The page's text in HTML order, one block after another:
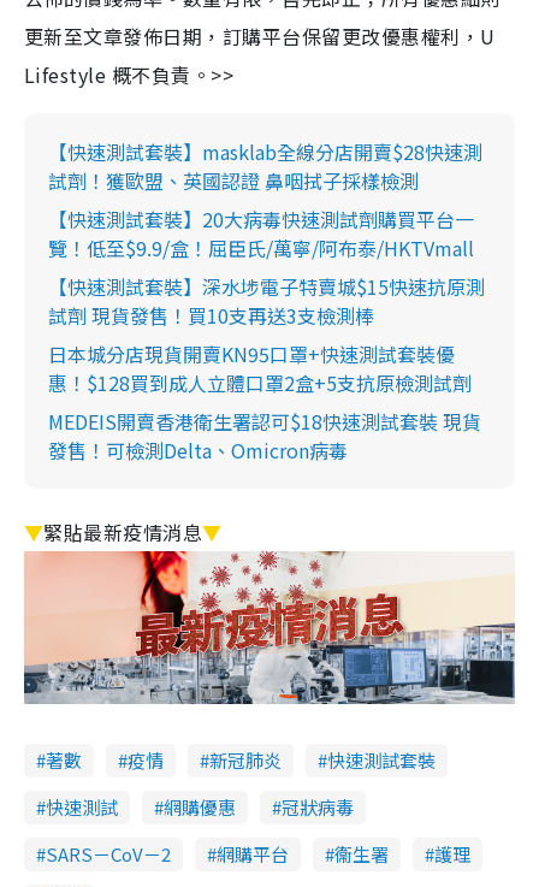
更新至文章發佈日期，訂購平台保留更改優惠權利，U
Lifestyle 概不負責。>>
【快速測試套裝】masklab全線分店開賣$28快速測
試劑！獲歐盟、英國認證 鼻咽拭子採樣檢測
【快速測試套裝】20大病毒快速測試劑購買平台一
覽！低至$9.9/盒！屈臣氏/萬寧/阿布泰/HKTVmall
【快速測試套裝】深水埗電子特賣城$15快速抗原測
試劑 現貨發售！買10支再送3支檢測棒
日本城分店現貨開賣KN95口罩+快速測試套裝優
惠！$128買到成人立體口罩2盒+5支抗原檢測試劑
MEDEIS開賣香港衛生署認可$18快速測試套裝 現貨
發售！可檢測Delta、Omicron病毒
▼緊貼最新疫情消息▼
著數 疫情 新冠肺炎
快速測試套裝
快速測試
網購優惠
冠狀病毒
SARS－CoV－2
網購平台 衞生署
護理